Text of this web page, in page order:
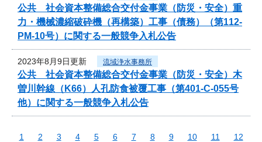
公共 社会資本整備総合交付金事業（防災・安全）重
力・機械濃縮破砕機（再構築）工事（債務）（第112-
PM-10号）に関する一般競争入札公告
2023年8月9日更新 流域浄水事務所
公共 社会資本整備総合交付金事業（防災・安全）木
曽川幹線（K66）人孔防食被覆工事（第401-C-055号
他）に関する一般競争入札公告
1 2 3 4 5 6 7 8 9 10 11
12